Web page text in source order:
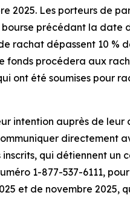
2025. Les porteurs de
précédant la date
rachat dépassent 10 %
procédera aux
ont été soumises pour
intention auprès de
directement
qui détiennent un
1-877-537-6111,
et de novembre 2025,